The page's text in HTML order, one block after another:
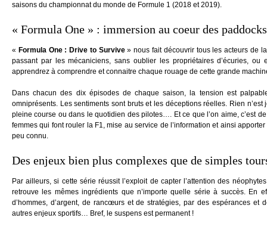
saisons du championnat du monde de Formule 1 (2018 et 2019).
« Formula One » : immersion au coeur des paddocks
« Formula One : Drive to Survive» nous fait découvrir tous les acteurs de
passant par les mécaniciens, sans oublier les propriétaires d’écuries, ou
apprendrez à comprendre et connaitre chaque rouage de cette grande
Dans chacun des dix épisodes de chaque saison, la tension est
omniprésents. Les sentiments sont bruts et les déceptions réelles. Rien
pleine course ou dans le quotidien des pilotes…. Et ce que l’on aime, c’est
femmes qui font rouler la F1, mise au service de l’information et ainsi
peu connu.
Des enjeux bien plus complexes que de simples
Par ailleurs, si cette série réussit l’exploit de capter l’attention des
retrouve les mêmes ingrédients que n’importe quelle série à succès. En
d’hommes, d’argent, de rancœurs et de stratégies, par des espérances et
autres enjeux sportifs… Bref, le suspens est permanent !